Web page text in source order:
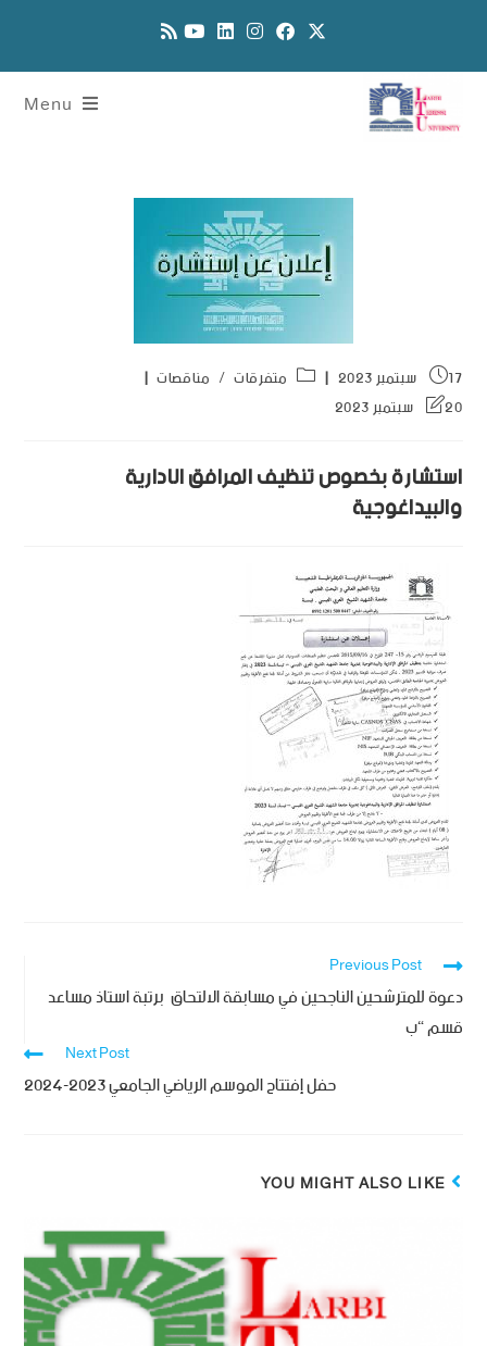
Menu
17 سبتمبر 2023 متفرقات / مناقصات
20 سبتمبر 2023
استشارة بخصوص تنظيف المرافق الادارية
والبيداغوجية
Previous Post
دعوة للمترشحين الناجحين في مسابقة الالتحاق برتبة استاذ مساعد
قسم “ب
Next Post
حفل إفتتاح الموسم الرياضي الجامعي 2023-2024
YOU MIGHT ALSO LIKE